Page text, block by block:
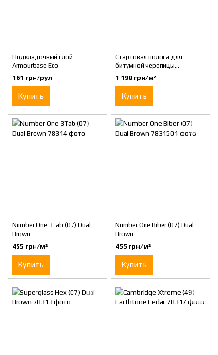
Подкладочный слой
Armourbase Eco
161 грн/рул
Купить
Стартовая полоса для
битумной черепицы
Cambridge
1 198 грн/м²
Купить
Number One 3Tab (07) Dual
Brown
455 грн/м²
Купить
Number One Biber (07) Dual
Brown
455 грн/м²
Купить